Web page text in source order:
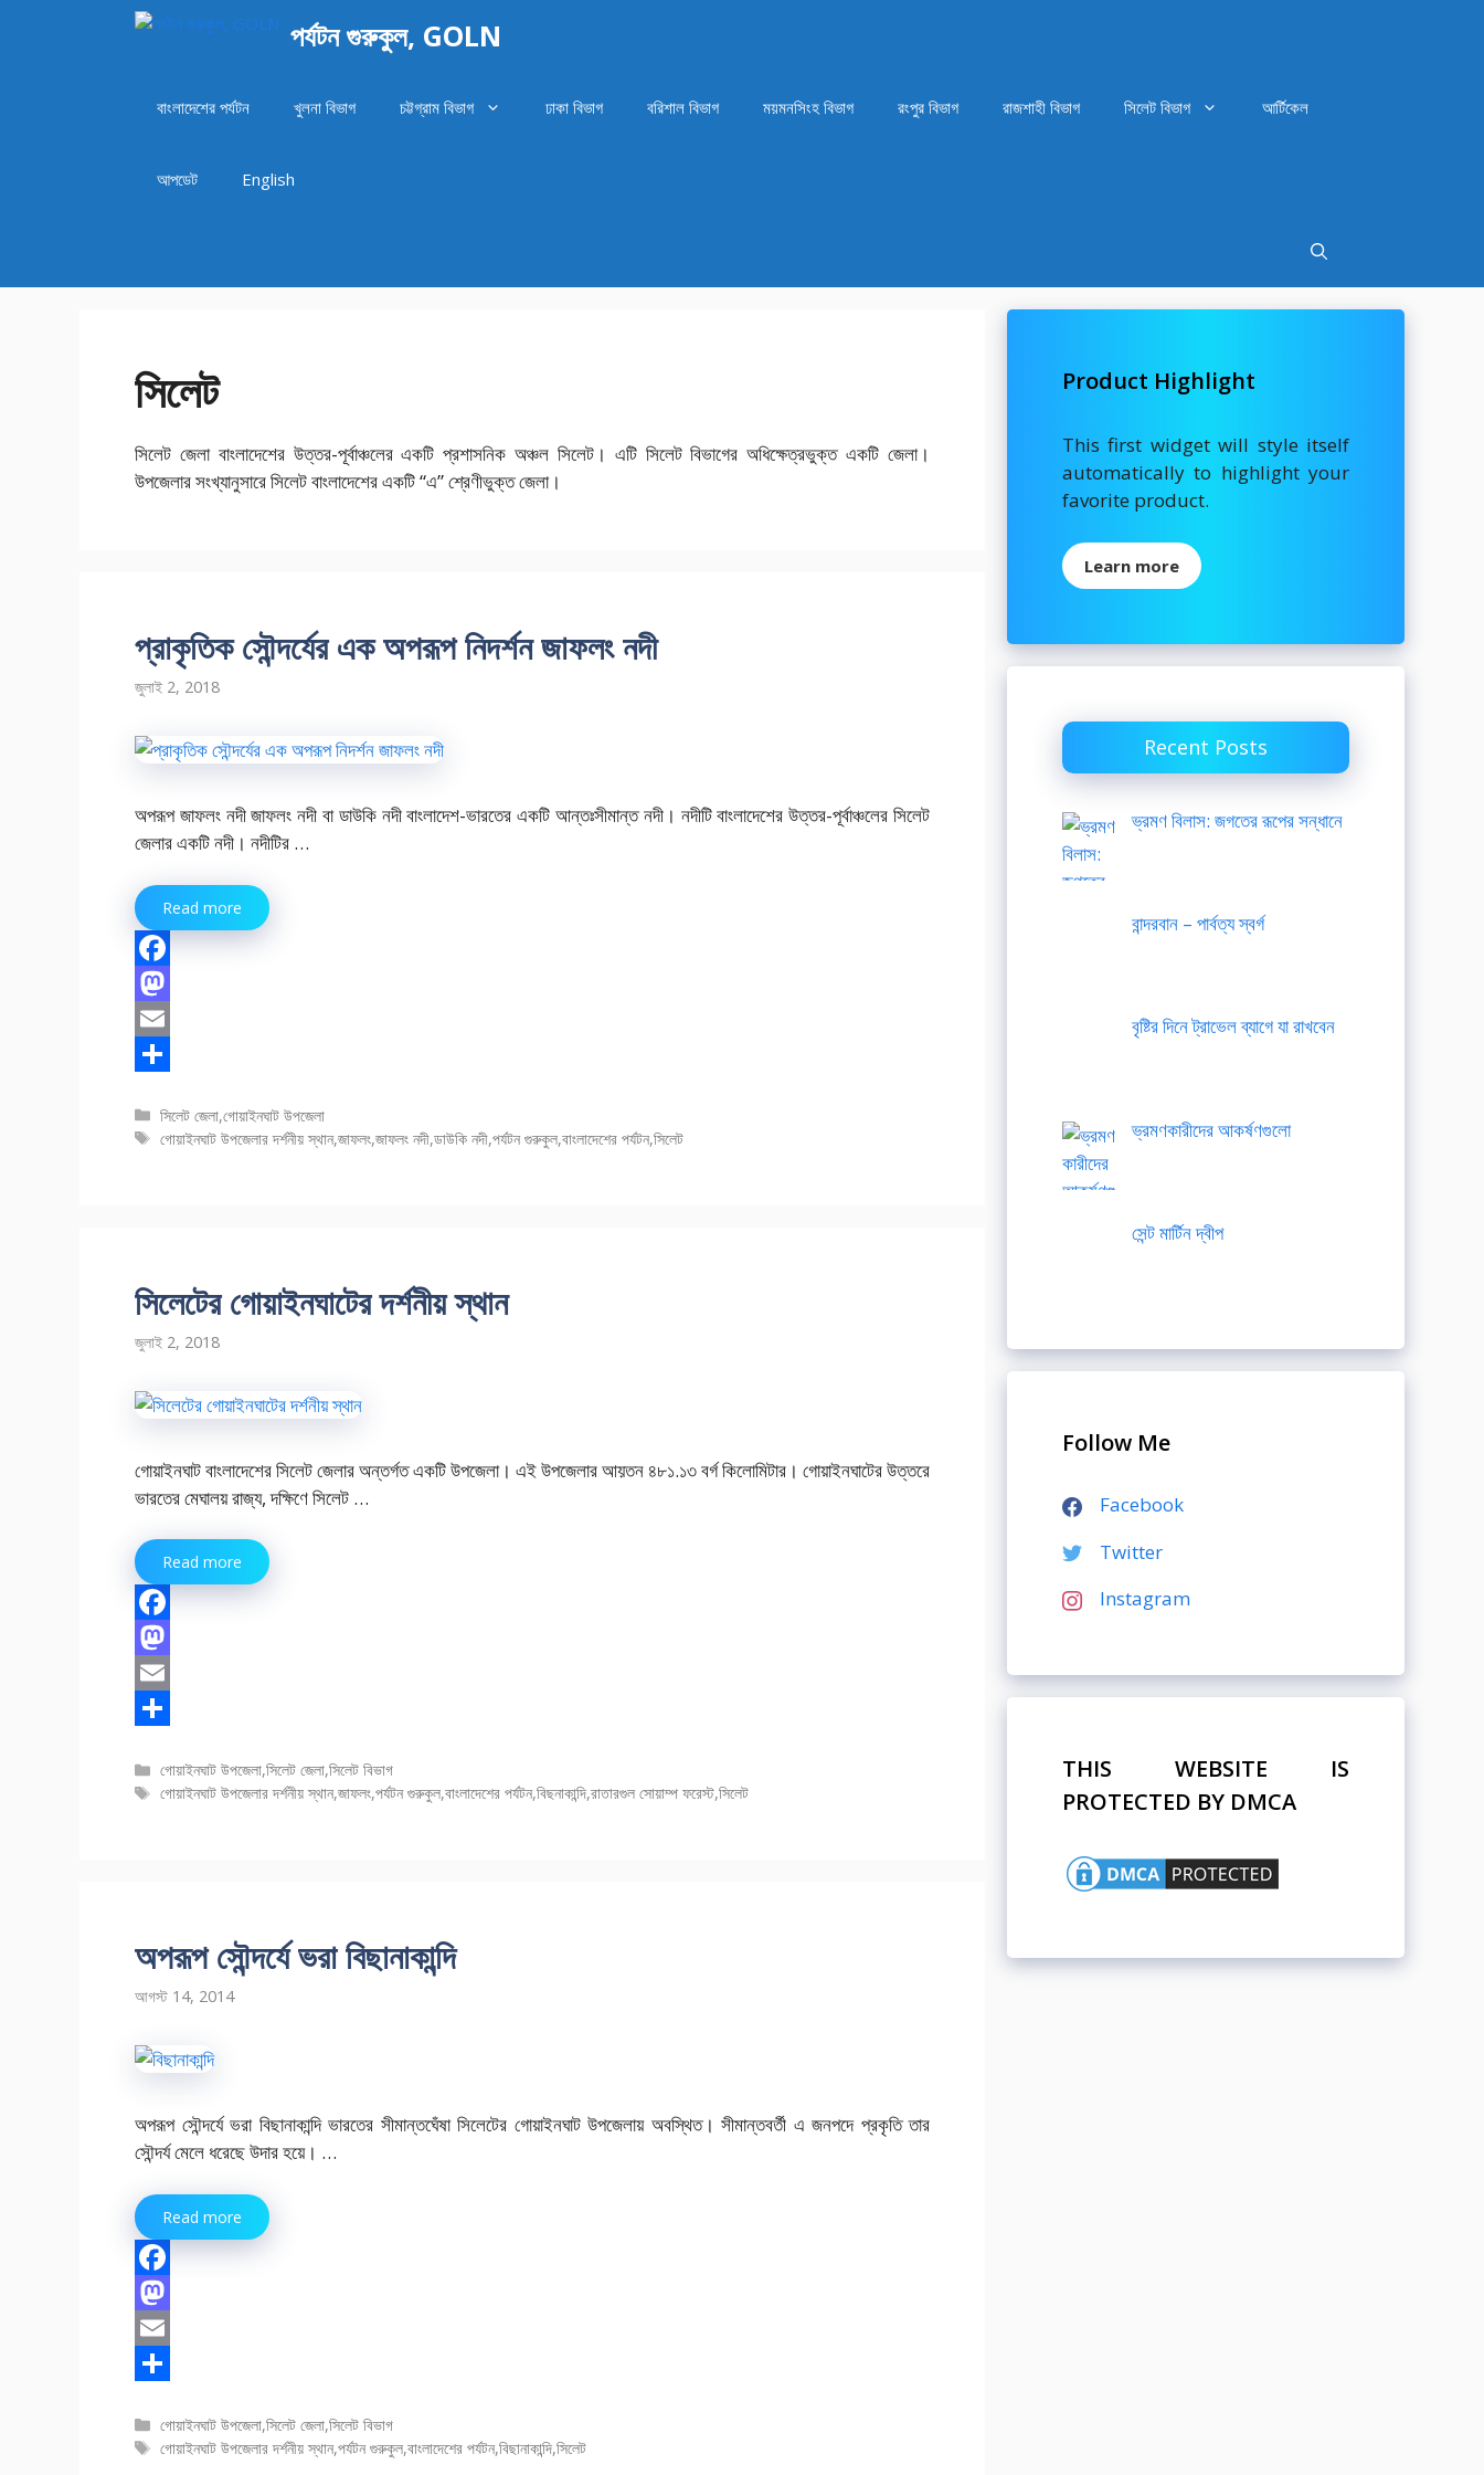
পর্যটন গুরুকুল, GOLN
বাংলাদেশের পর্যটন খুলনা বিভাগ চট্টগ্রাম বিভাগ ঢাকা বিভাগ বরিশাল বিভাগ ময়মনসিংহ বিভাগ রংপুর বিভাগ রাজশাহী বিভাগ সিলেট বিভাগ আর্টিকেল
আপডেট English
সিলেট
সিলেট জেলা বাংলাদেশের উত্তর-পূর্বাঞ্চলের একটি প্রশাসনিক অঞ্চল সিলেট। এটি সিলেট বিভাগের অধিক্ষেত্রভুক্ত একটি জেলা।
উপজেলার সংখ্যানুসারে সিলেট বাংলাদেশের একটি “এ” শ্রেণীভুক্ত জেলা।
প্রাকৃতিক সৌন্দর্যের এক অপরূপ নিদর্শন জাফলং নদী
জুলাই 2, 2018
অপরূপ জাফলং নদী জাফলং নদী বা ডাউকি নদী বাংলাদেশ-ভারতের একটি আন্তঃসীমান্ত নদী। নদীটি বাংলাদেশের উত্তর-পূর্বাঞ্চলের সিলেট
জেলার একটি নদী। নদীটির …
Read more
F
a
c
b
M
a
t
E
a
h
বিভাগ
সমূহ
সিলেট জেলা,গোয়াইনঘাট উপজেলা
ট্যাগ
গোয়াইনঘাট উপজেলার দর্শনীয় স্থান,জাফলং,জাফলং নদী,ডাউকি নদী,পর্যটন গুরুকুল,বাংলাদেশের পর্যটন,সিলেট
সিলেটের গোয়াইনঘাটের দর্শনীয় স্থান
জুলাই 2, 2018
গোয়াইনঘাট বাংলাদেশের সিলেট জেলার অন্তর্গত একটি উপজেলা। এই উপজেলার আয়তন ৪৮১.১৩ বর্গ কিলোমিটার। গোয়াইনঘাটের উত্তরে
ভারতের মেঘালয় রাজ্য, দক্ষিণে সিলেট …
Read more
F
a
c
b
M
a
t
E
a
h
বিভাগ
সমূহ
গোয়াইনঘাট উপজেলা,সিলেট জেলা,সিলেট বিভাগ
ট্যাগ
গোয়াইনঘাট উপজেলার দর্শনীয় স্থান,জাফলং,পর্যটন গুরুকুল,বাংলাদেশের পর্যটন,বিছনাকান্দি,রাতারগুল সোয়াম্প ফরেস্ট,সিলেট
অপরূপ সৌন্দর্যে ভরা বিছানাকান্দি
আগস্ট 14, 2014
অপরূপ সৌন্দর্যে ভরা বিছানাকান্দি ভারতের সীমান্তঘেঁষা সিলেটের গোয়াইনঘাট উপজেলায় অবস্থিত। সীমান্তবর্তী এ জনপদে প্রকৃতি তার
সৌন্দর্য মেলে ধরেছে উদার হয়ে। …
Read more
F
a
c
b
M
a
t
E
a
h
বিভাগ
সমূহ
গোয়াইনঘাট উপজেলা,সিলেট জেলা,সিলেট বিভাগ
ট্যাগ
গোয়াইনঘাট উপজেলার দর্শনীয় স্থান,পর্যটন গুরুকুল,বাংলাদেশের পর্যটন,বিছানাকান্দি,সিলেট
Product Highlight
This first widget will style itself
automatically to highlight your
favorite product.
Learn more
Recent Posts
ভ্রমণ বিলাস: জগতের রূপের সন্ধানে
বান্দরবান – পার্বত্য স্বর্গ
বৃষ্টির দিনে ট্রাভেল ব্যাগে যা রাখবেন
ভ্রমণকারীদের আকর্ষণগুলো
সেন্ট মার্টিন দ্বীপ
Follow Me
Facebook
Twitter
Instagram
THIS WEBSITE IS
PROTECTED BY DMCA